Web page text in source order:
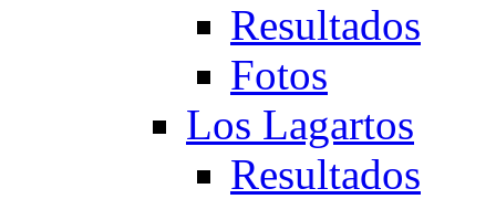
Resultados
Fotos
Los Lagartos
Resultados